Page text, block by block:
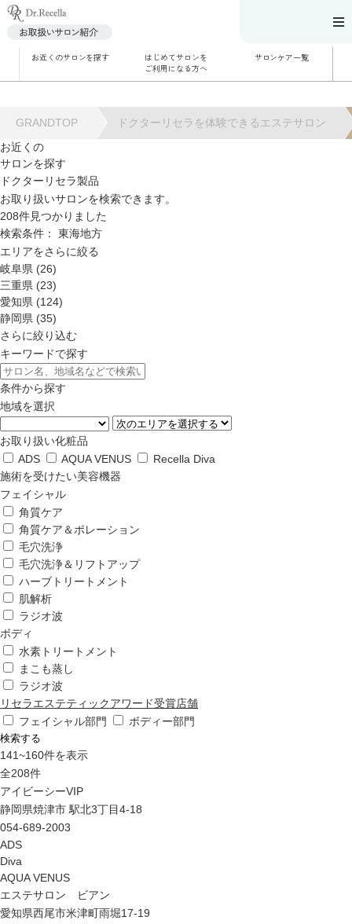
お近くのサロンを探す
はじめてサロンを
ご利用になる方へ
サロンケア一覧
ュー
角質ケア
角質ケア｜ポレーシ
GRANDTOP
ドクターリセラを体験できるエステサロン
お近くの
サロンを探す
ドクターリセラ製品
お取り扱いサロンを検索できます。
208件見つかりました
検索条件：
東海地方
エリアをさらに絞る
岐阜県 (26)
三重県 (23)
愛知県 (124)
静岡県 (35)
さらに絞り込む
キーワードで探す
条件から探す
地域を選択
お取り扱い化粧品
ADS
AQUA VENUS
Recella Diva
施術を受けたい美容機器
フェイシャル
角質ケア
角質ケア＆ポレーション
毛穴洗浄
毛穴洗浄＆リフトアップ
ハーブトリートメント
肌解析
ラジオ波
ボディ
水素トリートメント
まこも蒸し
ラジオ波
リセラエステティックアワード受賞店舗
フェイシャル部門
ボディー部門
検索する
141~160件を表示
全208件
アイビーシーVIP
静岡県焼津市 駅北3丁目4-18
054-689-2003
ADS
Diva
AQUA VENUS
エステサロン ビアン
愛知県西尾市米津町雨堀17-19